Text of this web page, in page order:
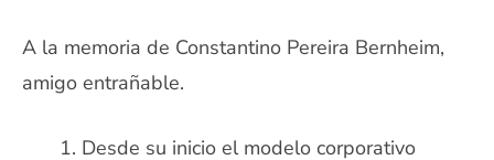
A la memoria de Constantino Pereira Bernheim,
amigo entrañable.
Desde su inicio el modelo corporativo